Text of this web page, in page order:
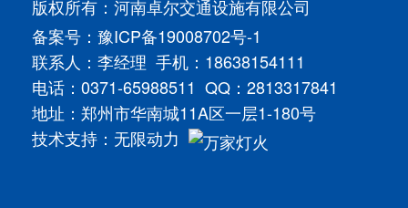
版权所有：河南卓尔交通设施有限公司
备案号： 豫ICP备19008702号-1
联系人：李经理 手机：18638154111
电话：0371-65988511 QQ：2813317841
地址：郑州市华南城11A区一层1-180号
技术支持： 无限动力